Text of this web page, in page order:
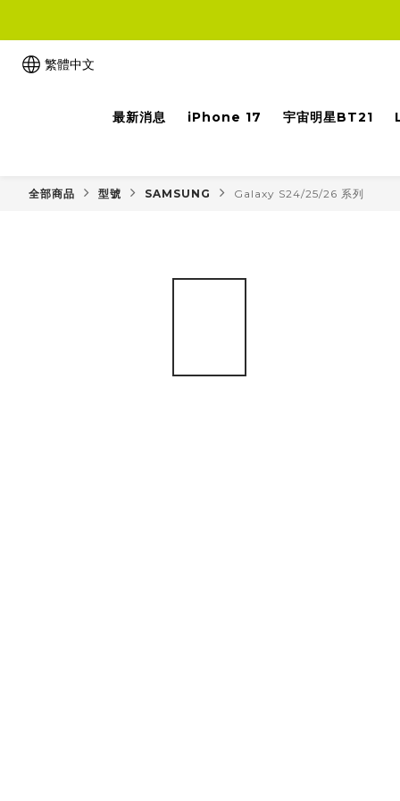
繁體中文
最新消息 iPhone 17 宇宙明星BT21
全部商品 型號 SAMSUNG Galaxy S24/25/26 系列